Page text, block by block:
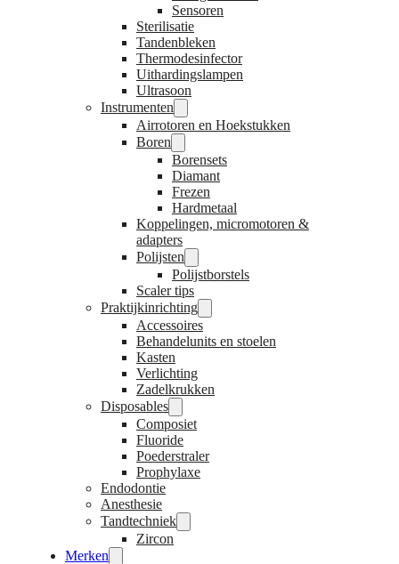
Sensoren
Sterilisatie
Tandenbleken
Thermodesinfector
Uithardingslampen
Ultrasoon
Instrumenten
Airrotoren en Hoekstukken
Boren
Borensets
Diamant
Frezen
Hardmetaal
Koppelingen, micromotoren &
adapters
Polijsten
Polijstborstels
Scaler tips
Praktijkinrichting
Accessoires
Behandelunits en stoelen
Kasten
Verlichting
Zadelkrukken
Disposables
Composiet
Fluoride
Poederstraler
Prophylaxe
Endodontie
Anesthesie
Tandtechniek
Zircon
Merken